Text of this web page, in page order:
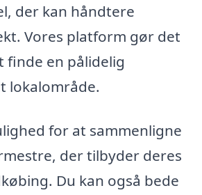
der kan håndtere
Vores platform gør det
finde en pålidelig
lokalområde.
for at sammenligne
der tilbyder deres
Du kan også bede